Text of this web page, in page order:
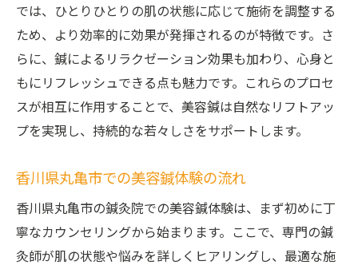
では、ひとりひとりの肌の状態に応じて施術を調整する
ため、より効率的に効果が発揮されるのが特徴です。さ
らに、鍼によるリラクゼーション効果も加わり、心身と
もにリフレッシュできる点も魅力です。これらのプロセ
スが相互に作用することで、美容鍼は自然なリフトアッ
プを実現し、持続的な若々しさをサポートします。
香川県丸亀市での美容鍼体験の流れ
香川県丸亀市の鍼灸院での美容鍼体験は、まず初めに丁
寧なカウンセリングから始まります。ここで、専門の鍼
灸師が肌の状態や悩みを詳しくヒアリングし、最適な施